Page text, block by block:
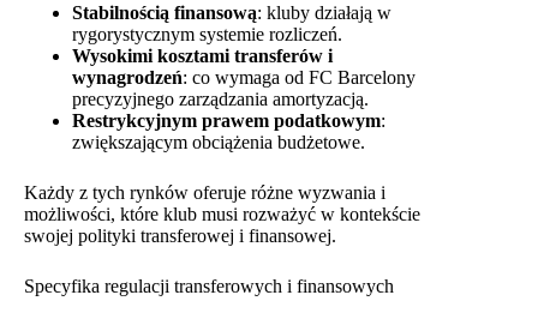
Stabilnością finansową: kluby działają w
rygorystycznym systemie rozliczeń.
Wysokimi kosztami transferów i
wynagrodzeń: co wymaga od FC Barcelony
precyzyjnego zarządzania amortyzacją.
Restrykcyjnym prawem podatkowym:
zwiększającym obciążenia budżetowe.
Każdy z tych rynków oferuje różne wyzwania i
możliwości, które klub musi rozważyć w kontekście
swojej polityki transferowej i finansowej.
Specyfika regulacji transferowych i finansowych